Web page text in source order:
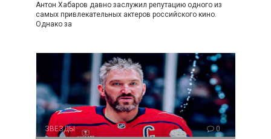
Антон Хабаров давно заслужил репутацию одного из
самых привлекательных актеров российского кино.
Однако за
ЗВЕЗДЫ 0